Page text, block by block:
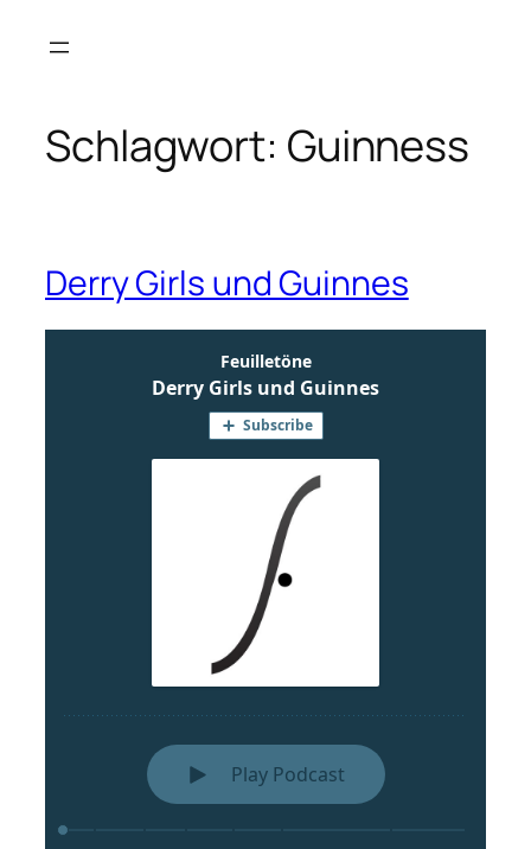
Inhalt
Schlagwort: Guinness
Derry Girls und Guinnes